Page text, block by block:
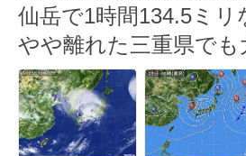
仙岳で1時間134.5ミ
やや離れた三重県でも